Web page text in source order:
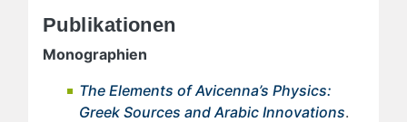
Publikationen
Monographien
The Elements of Avicenna’s Physics:
Greek Sources and Arabic Innovations.